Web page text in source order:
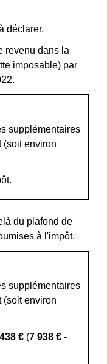
déclarer.
revenu dans la
imposable) par
supplémentaires
(soit environ
du plafond de
à l'impôt.
supplémentaires
(soit environ
438 € (7 938 € -